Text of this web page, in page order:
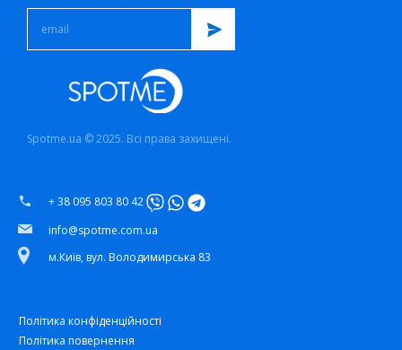
Spotme.ua © 2025. Всі права захищені.
+ 38 095 803 80 42
info@spotme.com.ua
м.Київ, вул. Володимирська 83
Політика конфіденційності
Політика повернення